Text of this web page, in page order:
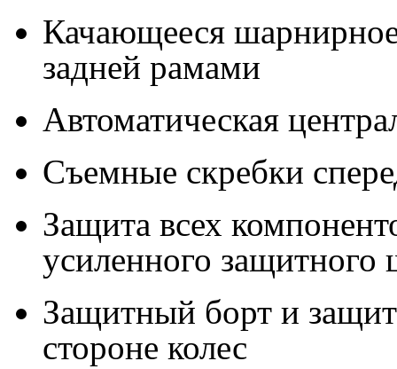
Качающееся
задней рамами
Автоматическая
Съемные скребки
Защита всех
усиленного защитного
Защитный борт и
стороне колес